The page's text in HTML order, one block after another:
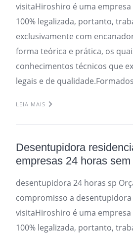
visitaHiroshiro é uma
100% legalizada, portanto,
exclusivamente com
forma teórica e prática, os
conhecimentos técnicos que
legais e de
LEIA MAIS
Desentupidora
empresas 24 horas
desentupidora 24 horas sp
compromisso a
visitaHiroshiro é uma
100% legalizada, portanto,